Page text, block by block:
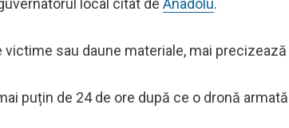
victime sau daune materiale, mai
puțin de 24 de ore după ce o dronă